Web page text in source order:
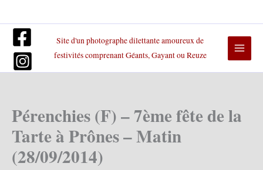
contenu
Site d'un photographe dilettante amoureux de
festivités comprenant Géants, Gayant ou Reuze
Pérenchies (F) – 7ème fête de la
Tarte à Prônes – Matin
(28/09/2014)